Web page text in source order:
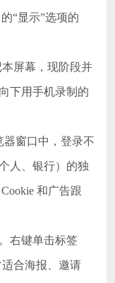
“显示”选项的
屏幕，现阶段并
下用手机录制的
窗口中，登录不
人、银行）的独
和广告跟
右键单击标签
适合海报、邀请